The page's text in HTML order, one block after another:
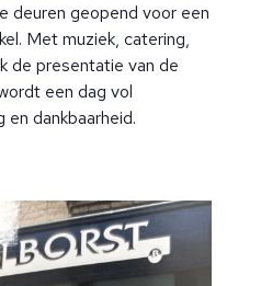
deuren geopend voor een
Met muziek, catering,
de presentatie van de
een dag vol
en dankbaarheid.